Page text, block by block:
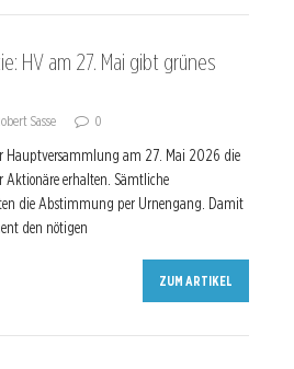
HV am 27. Mai gibt grünes
Sasse 0
Hauptversammlung am 27. Mai 2026 die
Aktionäre erhalten. Sämtliche
die Abstimmung per Urnengang. Damit
den nötigen
ZUM ARTIKEL